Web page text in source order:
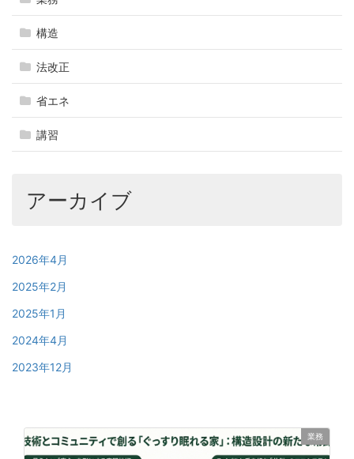
構造
法改正
省エネ
講習
アーカイブ
2026年4月
2025年2月
2025年1月
2024年4月
2023年12月
業務